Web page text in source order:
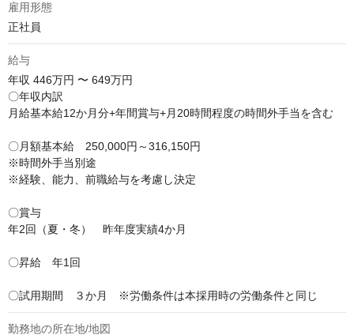
雇用形態
正社員
給与
年収 446万円 〜 649万円
〇年収内訳
月給基本給12か月分+年間賞与+月20時間程度の時間外手当を含む
〇月額基本給　250,000円～316,150円
※時間外手当別途
※経験、能力、前職給与を考慮し決定
〇賞与
年2回（夏・冬）　昨年度実績4か月
〇昇給　年1回
〇試用期間　３か月　※労働条件は本採用時の労働条件と同じ
勤務地の所在地/地図